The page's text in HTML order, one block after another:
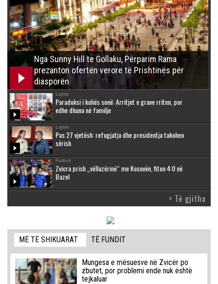
Nga Sunny Hill te Gollaku, Përparim Rama
prezanton ofertën verore të Prishtinës për
diasporën
Lajme
Paradoksi i kohës sonë: Arritjet e grave rriten, por
edhe dhuna në familje
Lajme
Pas 27 vjetësh: refugjatja dhe presidentja takohen
sërish
Futboll
Zvicra prish „vëllazërinë“ me Kosovën, fiton 4:0 në
Bazel
> Të gjitha
MË TË SHIKUARAT TË FUNDIT
Mungesa e mësuesve në Zvicër po
zbutet, por problemi ende nuk është
tejkaluar